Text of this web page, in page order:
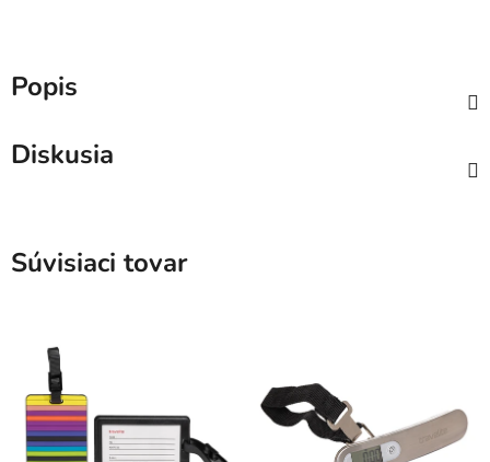
Popis
Diskusia
Súvisiaci tovar